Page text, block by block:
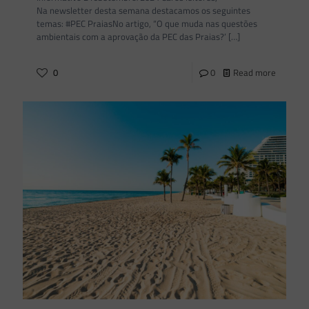
Na newsletter desta semana destacamos os seguintes
temas: #PEC PraiasNo artigo, “O que muda nas questões
ambientais com a aprovação da PEC das Praias?’ […]
0 0 Read more